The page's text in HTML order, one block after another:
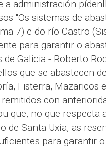
a administración
"Os sistemas de
7) e do río Castro
para garantir o
de Galicia - Roberto
que se abastecen
Fisterra, Mazaricos
con
que, no que respecta
de Santa Uxía, as
para garantir